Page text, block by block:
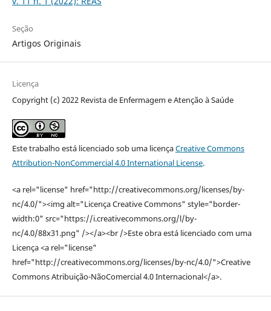
Seção
Artigos Originais
Licença
Copyright (c) 2022 Revista de Enfermagem e Atenção à Saúde
Este trabalho está licenciado sob uma licençaCreative Commons
Attribution-NonCommercial 4.0 International License.
<a rel="license" href="http://creativecommons.org/licenses/by-
nc/4.0/"><img alt="Licença Creative Commons" style="border-
width:0" src="https://i.creativecommons.org/l/by-
nc/4.0/88x31.png" /></a><br />Este obra está licenciado com uma
Licença <a rel="license"
href="http://creativecommons.org/licenses/by-nc/4.0/">Creative
Commons Atribuição-NãoComercial 4.0 Internacional</a>.